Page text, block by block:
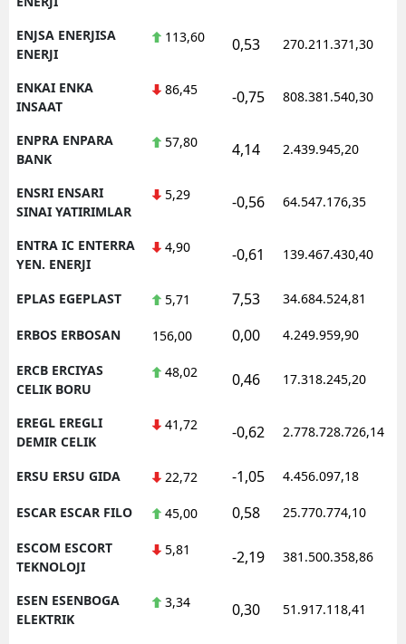
ENJSA ENERJISA
ENERJI
113,60 0,53 270.211.371,30
ENKAI ENKA
INSAAT
86,45 -0,75 808.381.540,30
ENPRA ENPARA
BANK
57,80 4,14 2.439.945,20
ENSRI ENSARI
SINAI YATIRIMLAR
5,29 -0,56 64.547.176,35
ENTRA IC ENTERRA
YEN. ENERJI
4,90 -0,61 139.467.430,40
EPLAS EGEPLAST 5,71 7,53 34.684.524,81
ERBOS ERBOSAN 156,00 0,00 4.249.959,90
ERCB ERCIYAS
CELIK BORU
48,02 0,46 17.318.245,20
EREGL EREGLI
DEMIR CELIK
41,72 -0,62 2.778.728.726,14
ERSU ERSU GIDA 22,72 -1,05 4.456.097,18
ESCAR ESCAR FILO 45,00 0,58 25.770.774,10
ESCOM ESCORT
TEKNOLOJI
5,81 -2,19 381.500.358,86
ESEN ESENBOGA
ELEKTRIK
3,34 0,30 51.917.118,41